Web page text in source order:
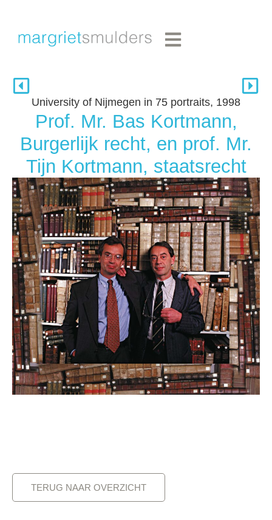
University of Nijmegen in 75 portraits, 1998
Prof. Mr. Bas Kortmann,
Burgerlijk recht, en prof. Mr.
Tijn Kortmann, staatsrecht
TERUG NAAR OVERZICHT